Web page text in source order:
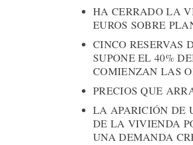
HA CERRADO LA
EUROS SOBRE
CINCO RESERVAS
SUPONE EL 40%
COMIENZAN LAS
PRECIOS QUE
LA APARICIÓN DE
DE LA VIVIENDA
UNA DEMANDA